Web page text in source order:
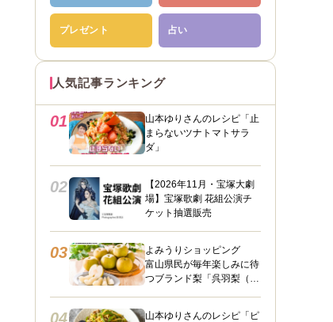
プレゼント 占い
人気記事ランキング
01
山本ゆりさんのレシピ「止
まらないツナトマトサラ
ダ」
02
【2026年11月・宝塚大劇
場】宝塚歌劇 花組公演チ
ケット抽選販売
03
よみうりショッピング
富山県民が毎年楽しみに待
つブランド梨「呉羽梨（幸
04
山本ゆりさんのレシピ「ピ